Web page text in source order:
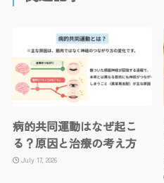
病的共同運動はなぜ起こ
る？原因と治療の考え方
July 17, 2026